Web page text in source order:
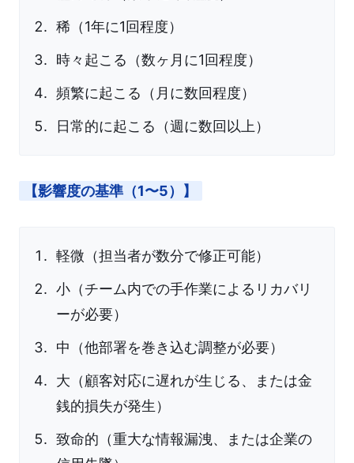
稀（1年に1回程度）
時々起こる（数ヶ月に1回程度）
頻繁に起こる（月に数回程度）
日常的に起こる（週に数回以上）
【影響度の基準（1〜5）】
軽微（担当者が数分で修正可能）
小（チーム内での手作業によるリカバリ
ーが必要）
中（他部署を巻き込む調整が必要）
大（顧客対応に遅れが生じる、または金
銭的損失が発生）
致命的（重大な情報漏洩、または企業の